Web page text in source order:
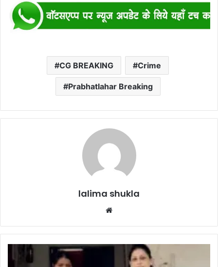
CG BREAKING Crime
Prabhatlahar Breaking
lalima shukla
विवाद